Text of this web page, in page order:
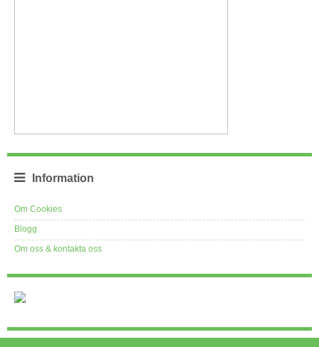
Information
Om Cookies
Blogg
Om oss & kontakta oss